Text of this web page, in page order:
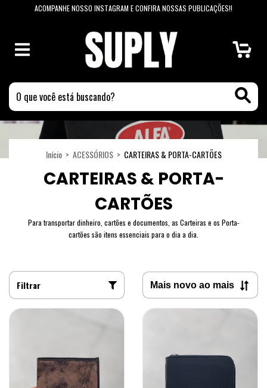
ACOMPANHE NOSSO INSTAGRAM E CONFIRA NOSSAS PUBLICAÇÕES!!
Início > ACESSÓRIOS > CARTEIRAS & PORTA-CARTÕES
CARTEIRAS & PORTA-
CARTÕES
Para transportar dinheiro, cartões e documentos, as Carteiras e os Porta-
cartões são itens essenciais para o dia a dia.
Filtrar